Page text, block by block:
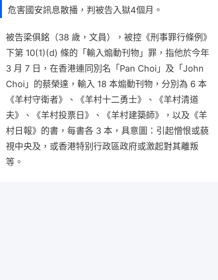
危害國安訊息散播，判被告入獄4個月。
被告梁俱銘（38 歲，文員），被控《刑事罪行條例》
下第 10(1)(d) 條的「輸入煽動刊物」罪，指他於今年
3 月 7 日，在香港連同別名「Pan Choi」及「John
Choi」的蔡榮達，輸入 18 本煽動刊物，分別為 6 本
《羊村守衛者》、《羊村十二勇士》、《羊村清道
夫》、《羊村投票日》、《羊村建築師》，以及《羊
村日報》的書，每書各 3 本，具意圖：引起憎恨或藐
視中央及，或香港特别行政區政府或激起對其離叛
等。